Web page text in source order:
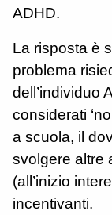
ADHD.
La risposta è
problema
dell’individuo
considerati
a scuola, il
svolgere altre
(all’inizio
incentivanti.